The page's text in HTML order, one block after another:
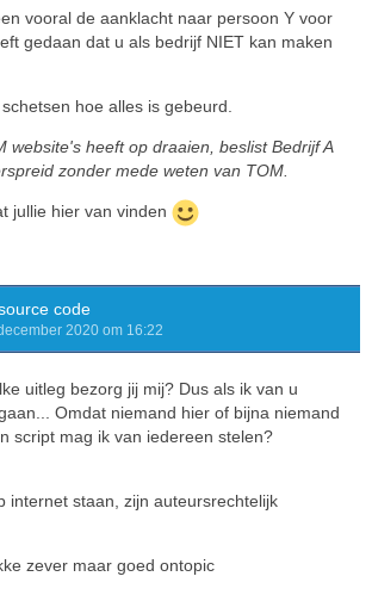
vooral de aanklacht naar persoon Y voor
gedaan dat u als bedrijf NIET kan maken
hoe alles is gebeurd.
website's heeft op draaien, beslist Bedrijf A
zonder mede weten van TOM.
jullie hier van vinden
code
2020 om 16:22
uitleg bezorg jij mij? Dus als ik van u
Omdat niemand hier of bijna niemand
script mag ik van iedereen stelen?
internet staan, zijn auteursrechtelijk
zever maar goed ontopic